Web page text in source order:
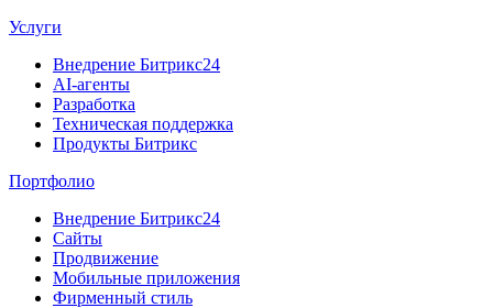
Услуги
Внедрение Битрикс24
AI-агенты
Разработка
Техническая поддержка
Продукты Битрикс
Портфолио
Внедрение Битрикс24
Сайты
Продвижение
Мобильные приложения
Фирменный стиль